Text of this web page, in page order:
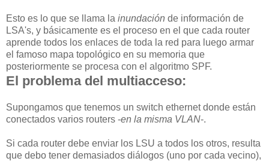
Esto es lo que se llama la inundación de información de
LSA's, y básicamente es el proceso en el que cada router
aprende todos los enlaces de toda la red para luego armar
el famoso mapa topológico en su memoria que
posteriormente se procesa con el algoritmo SPF.
El problema del multiacceso:
Supongamos que tenemos un switch ethernet donde están
conectados varios routers -en la misma VLAN-.
Si cada router debe enviar los LSU a todos los otros, resulta
que debo tener demasiados diálogos (uno por cada vecino),